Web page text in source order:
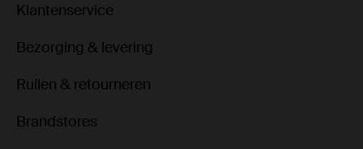
Klantenservice
Bezorging & levering
Ruilen & retourneren
Brandstores